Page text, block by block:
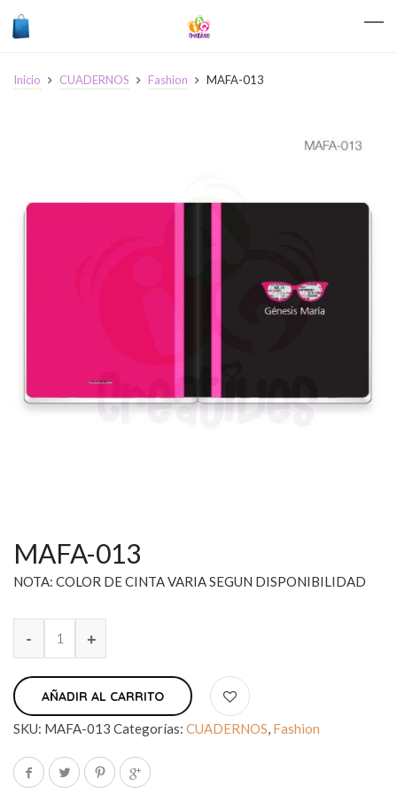
Inicio CUADERNOS Fashion MAFA-013
MAFA-013
NOTA: COLOR DE CINTA VARIA SEGUN DISPONIBILIDAD
AÑADIR AL CARRITO
SKU: MAFA-013 Categorías: CUADERNOS, Fashion